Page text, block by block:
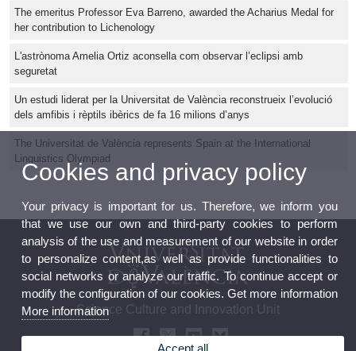
The emeritus Professor Eva Barreno, awarded the Acharius Medal for
her contribution to Lichenology
L'astrònoma Amelia Ortiz aconsella com observar l’eclipsi amb
seguretat
Un estudi liderat per la Universitat de València reconstrueix l’evolució
dels amfibis i rèptils ibèrics de fa 16 milions d’anys
The Universitat de València represents Spain at the International
Linguistics Olympiad
Science Culture and Innovation Unit
Cookies and privacy policy
Your privacy is important for us. Therefore, we inform you
that we use our own and third-party cookies to perform
analysis of the use and measurement of our website in order
to personalize content,as well as provide functionalities to
social networks or analyze our traffic. To continue accept or
modify the configuration of our cookies. Get more information
More information
Accept all